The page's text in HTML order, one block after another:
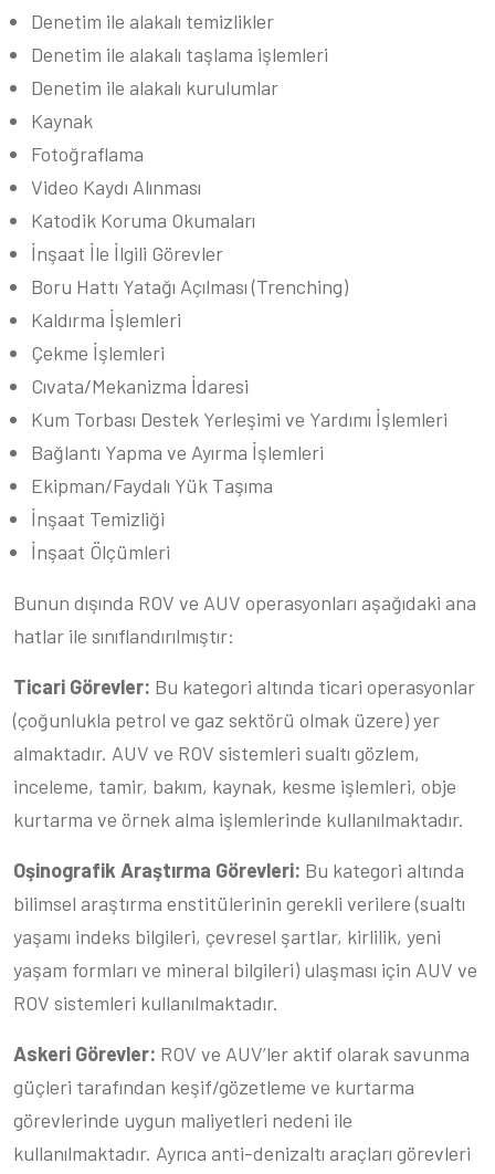
Denetim ile alakalı temizlikler
Denetim ile alakalı taşlama işlemleri
Denetim ile alakalı kurulumlar
Kaynak
Fotoğraflama
Video Kaydı Alınması
Katodik Koruma Okumaları
İnşaat İle İlgili Görevler
Boru Hattı Yatağı Açılması (Trenching)
Kaldırma İşlemleri
Çekme İşlemleri
Cıvata/Mekanizma İdaresi
Kum Torbası Destek Yerleşimi ve Yardımı İşlemleri
Bağlantı Yapma ve Ayırma İşlemleri
Ekipman/Faydalı Yük Taşıma
İnşaat Temizliği
İnşaat Ölçümleri
Bunun dışında ROV ve AUV operasyonları aşağıdaki ana
hatlar ile sınıflandırılmıştır:
Ticari Görevler: Bu kategori altında ticari operasyonlar
(çoğunlukla petrol ve gaz sektörü olmak üzere) yer
almaktadır. AUV ve ROV sistemleri sualtı gözlem,
inceleme, tamir, bakım, kaynak, kesme işlemleri, obje
kurtarma ve örnek alma işlemlerinde kullanılmaktadır.
Oşinografik Araştırma Görevleri: Bu kategori altında
bilimsel araştırma enstitülerinin gerekli verilere (sualtı
yaşamı indeks bilgileri, çevresel şartlar, kirlilik, yeni
yaşam formları ve mineral bilgileri) ulaşması için AUV ve
ROV sistemleri kullanılmaktadır.
Askeri Görevler: ROV ve AUV’ler aktif olarak savunma
güçleri tarafından keşif/gözetleme ve kurtarma
görevlerinde uygun maliyetleri nedeni ile
kullanılmaktadır. Ayrıca anti-denizaltı araçları görevleri